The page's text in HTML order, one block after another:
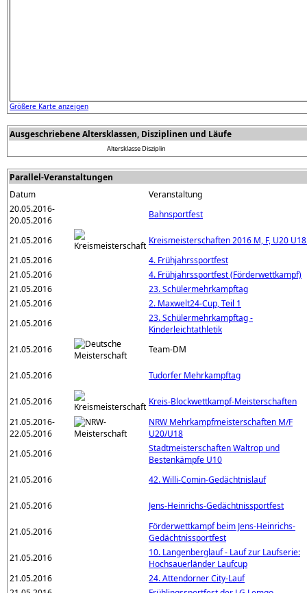
Größere Karte anzeigen
Ausgeschriebene Altersklassen, Disziplinen und Läufe
AltersklasseDisziplin
Parallel-Veranstaltungen
Datum
Veranstaltung
20.05.2016-
20.05.2016
Bahnsportfest
21.05.2016
Kreismeisterschaften 2016 M, F, U20
21.05.2016
4. Frühjahrssportfest
21.05.2016
4. Frühjahrssportfest (Förderwettkampf)
21.05.2016
23. Schülermehrkampftag
21.05.2016
2. Maxwelt24-Cup, Teil 1
21.05.2016
23. Schülermehrkampftag -
Kinderleichtathletik
21.05.2016
Team-DM
21.05.2016 Tudorfer Mehrkampftag
21.05.2016
Kreis-Blockwettkampf-Meisterschaften
21.05.2016-
22.05.2016
NRW Mehrkampfmeisterschaften M/F
U20/U18
21.05.2016
Stadtmeisterschaften Waltrop und
Bestenkämpfe U10
21.05.2016
42. Willi-Comin-Gedächtnislauf
21.05.2016 Jens-Heinrichs-Gedächtnissportfest
21.05.2016
Förderwettkampf beim Jens-Heinrichs-
Gedächtnissportfest
21.05.2016
10. Langenberglauf - Lauf zur Laufserie:
Hochsauerländer Laufcup
21.05.2016
24. Attendorner City-Lauf